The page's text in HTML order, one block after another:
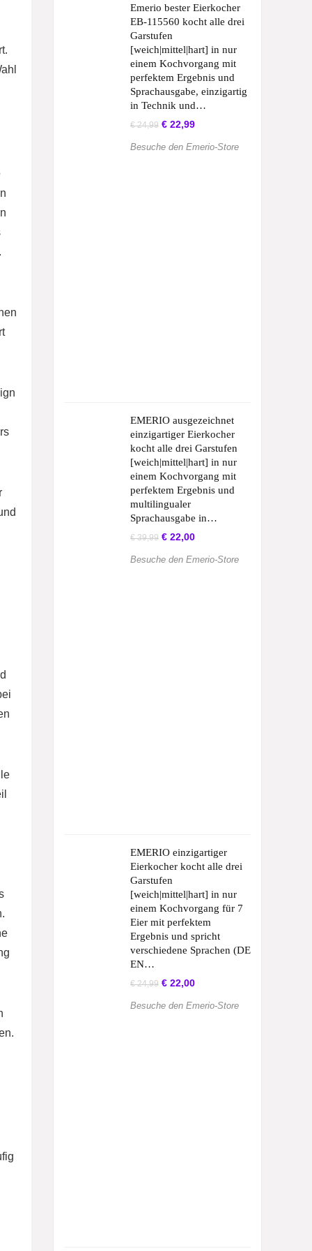
Emerio bester Eierkocher
EB-115560 kocht alle drei
Garstufen
[weich|mittel|hart] in nur
einem Kochvorgang mit
perfektem Ergebnis und
Sprachausgabe, einzigartig
in Technik und…
€24,99 Ursprünglicher
war:
€ 22,99Aktueller
ist:
Besuche den Emerio-Store
EMERIO ausgezeichnet
einzigartiger Eierkocher
kocht alle drei Garstufen
[weich|mittel|hart] in nur
einem Kochvorgang mit
perfektem Ergebnis und
multilingualer
Sprachausgabe in…
€39,99 Ursprünglicher
war:
€ 22,00Aktueller
ist:
Besuche den Emerio-Store
EMERIO einzigartiger
Eierkocher kocht alle drei
Garstufen
[weich|mittel|hart] in nur
einem Kochvorgang für 7
Eier mit perfektem
Ergebnis und spricht
verschiedene Sprachen (DE
EN…
€24,99 Ursprünglicher
war:
€ 22,00Aktueller
ist:
Besuche den Emerio-Store